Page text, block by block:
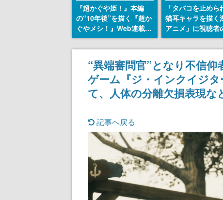
『超かぐや姫！』本編
の“10年後”を描く『超か
ぐやメシ！』Web連載決
定。新たなWebマンガレ
ーベル「ビビビコミッ
ク」にて特別話が掲載ス
タート、あのお話には…
まだ続きがある！
「タバコを止めら
猫耳キャラを描く
アニメ」に視聴者
から批判意見。違
の使用と思しき描
めて、BPOが議論
す
“異端審問官”となり不信
ゲーム『ジ・インクイジ
て、人体の分離欠損表現
記事へ戻る